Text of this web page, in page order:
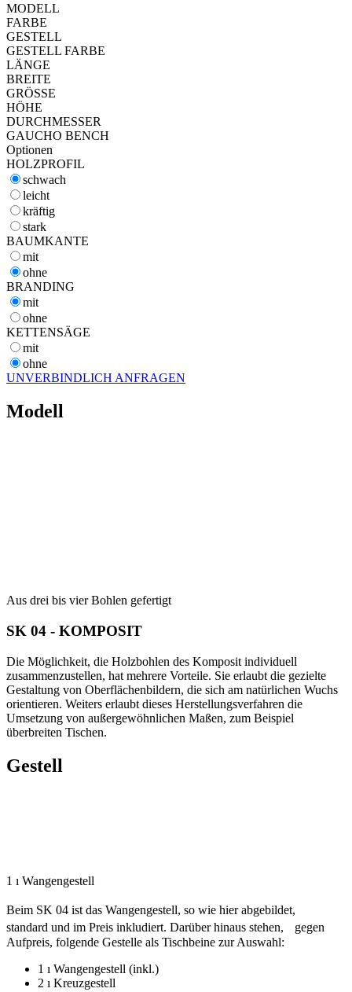
MODELL
FARBE
GESTELL
GESTELL FARBE
LÄNGE
BREITE
GRÖSSE
HÖHE
DURCHMESSER
GAUCHO BENCH
Optionen
HOLZPROFIL
schwach
leicht
kräftig
stark
BAUMKANTE
mit
ohne
BRANDING
mit
ohne
KETTENSÄGE
mit
ohne
UNVERBINDLICH ANFRAGEN
Modell
Aus drei bis vier Bohlen gefertigt
SK 04 - KOMPOSIT
Die Möglichkeit, die Holzbohlen des Komposit individuell
zusammenzustellen, hat mehrere Vorteile. Sie erlaubt die gezielte
Gestaltung von Oberflächen­bildern, die sich am natürlichen Wuchs
orientieren. Weiters erlaubt dieses Herstellungsverfahren die
Umsetzung von außergewöhn­lichen Maßen, zum Beispiel
überbreiten Tischen.
Gestell
1 ı Wangengestell
Beim SK 04 ist das Wangengestell, so wie hier abgebildet,
standard und im Preis inkludiert. Darüber hinaus stehen, gegen
Aufpreis, folgende Gestelle als Tischbeine zur Auswahl:
1 ı Wangengestell (inkl.)
2 ı Kreuzgestell